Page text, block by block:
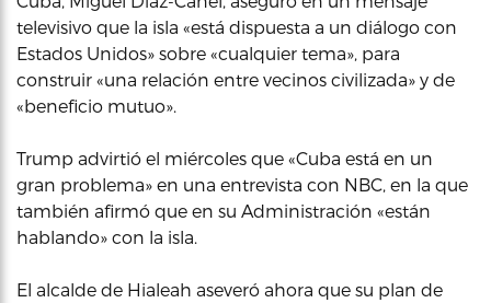
televisivo que la isla «está dispuesta a un diálogo con
Estados Unidos» sobre «cualquier tema», para
construir «una relación entre vecinos civilizada» y de
«beneficio mutuo».
Trump advirtió el miércoles que «Cuba está en un
gran problema» en una entrevista con NBC, en la que
también afirmó que en su Administración «están
hablando» con la isla.
El alcalde de Hialeah aseveró ahora que su plan de